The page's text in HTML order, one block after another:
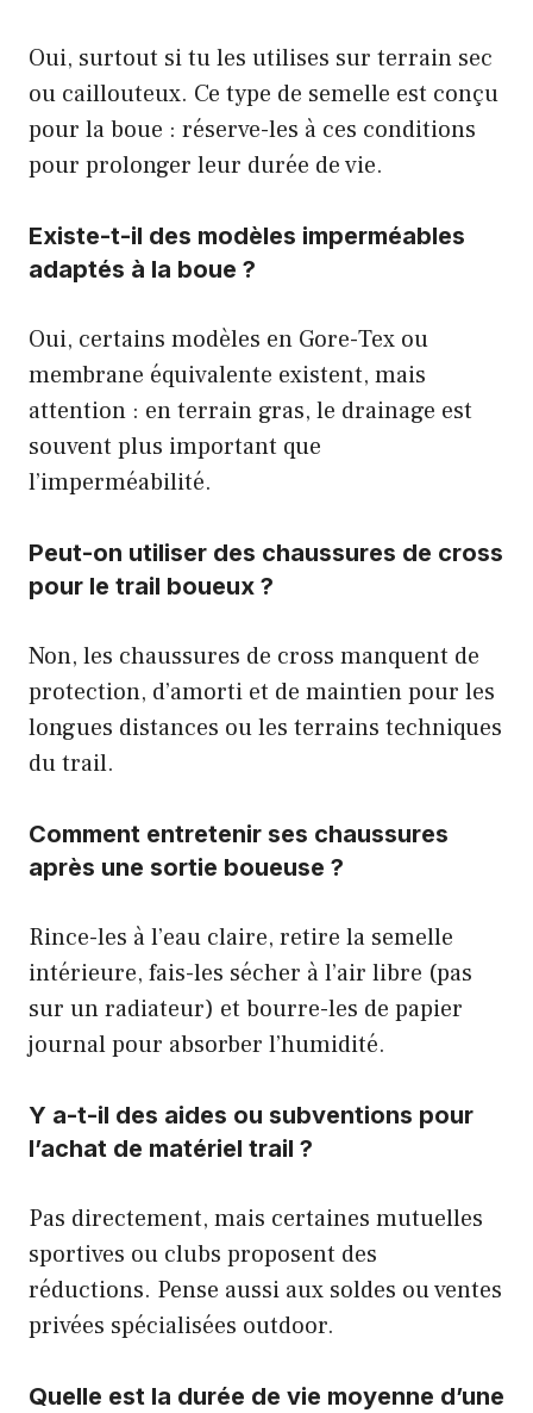
Oui, surtout si tu les utilises sur terrain sec
ou caillouteux. Ce type de semelle est conçu
pour la boue : réserve-les à ces conditions
pour prolonger leur durée de vie.
Existe-t-il des modèles imperméables
adaptés à la boue ?
Oui, certains modèles en Gore-Tex ou
membrane équivalente existent, mais
attention : en terrain gras, le drainage est
souvent plus important que
l’imperméabilité.
Peut-on utiliser des chaussures de cross
pour le trail boueux ?
Non, les chaussures de cross manquent de
protection, d’amorti et de maintien pour les
longues distances ou les terrains techniques
du trail.
Comment entretenir ses chaussures
après une sortie boueuse ?
Rince-les à l’eau claire, retire la semelle
intérieure, fais-les sécher à l’air libre (pas
sur un radiateur) et bourre-les de papier
journal pour absorber l’humidité.
Y a-t-il des aides ou subventions pour
l’achat de matériel trail ?
Pas directement, mais certaines mutuelles
sportives ou clubs proposent des
réductions. Pense aussi aux soldes ou ventes
privées spécialisées outdoor.
Quelle est la durée de vie moyenne d’une